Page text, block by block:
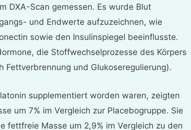
DXA-Scan gemessen. Es wurde Blut
und Endwerte aufzuzeichnen, wie
sowie den Insulinspiegel beeinflusste.
die Stoffwechselprozesse des Körpers
Fettverbrennung und Glukoseregulierung).
supplementiert worden waren, zeigten
um 7% im Vergleich zur Placebogruppe. Sie
fettfreie Masse um 2,9% im Vergleich zu den